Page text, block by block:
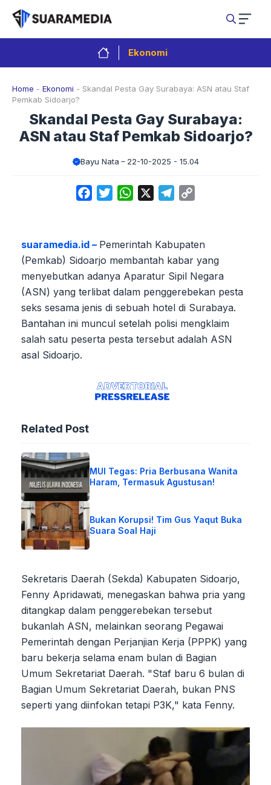
Langsung
isi
Ekonomi
Home - Ekonomi - Skandal Pesta Gay Surabaya: ASN atau Staf
Pemkab Sidoarjo?
Skandal Pesta Gay Surabaya:
ASN atau Staf Pemkab Sidoarjo?
Bayu Nata 22-10-2025 - 15.04
FacebookTwitterWhatsApp Telegram
suaramedia.id – Pemerintah Kabupaten
(Pemkab) Sidoarjo membantah kabar yang
menyebutkan adanya Aparatur Sipil Negara
(ASN) yang terlibat dalam penggerebekan pesta
seks sesama jenis di sebuah hotel di Surabaya.
Bantahan ini muncul setelah polisi mengklaim
salah satu peserta pesta tersebut adalah ASN
asal Sidoarjo.
Related Post
MUI Tegas: Pria Berbusana Wanita
Haram, Termasuk Agustusan!
Bukan Korupsi! Tim Gus Yaqut Buka
Suara Soal Haji
Sekretaris Daerah (Sekda) Kabupaten Sidoarjo,
Fenny Apridawati, menegaskan bahwa pria yang
ditangkap dalam penggerebekan tersebut
bukanlah ASN, melainkan seorang Pegawai
Pemerintah dengan Perjanjian Kerja (PPPK) yang
baru bekerja selama enam bulan di Bagian
Umum Sekretariat Daerah. "Staf baru 6 bulan di
Bagian Umum Sekretariat Daerah, bukan PNS
seperti yang diinfokan tetapi P3K," kata Fenny.